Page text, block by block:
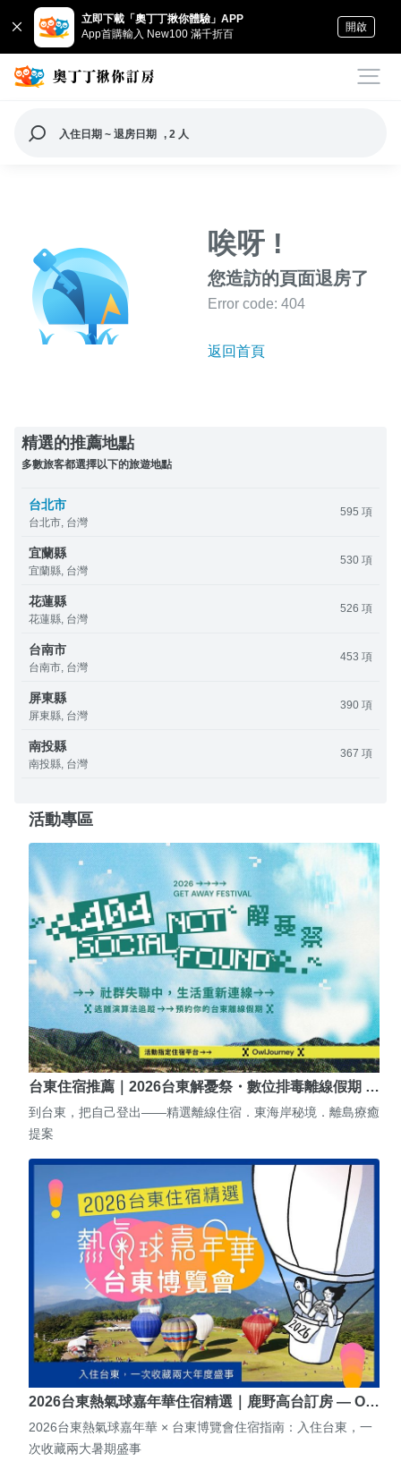
立即下載「奧丁丁揪你體驗」APP
App首購輸入 New100 滿千折百
開啟
入住日期 ~ 退房日期 , 2 人
唉呀 !
您造訪的頁面退房了
Error code: 404
返回首頁
精選的推薦地點
多數旅客都選擇以下的旅遊地點
台北市
台北市, 台灣
595 項
宜蘭縣
宜蘭縣, 台灣
530 項
花蓮縣
花蓮縣, 台灣
526 項
台南市
台南市, 台灣
453 項
屏東縣
屏東縣, 台灣
390 項
南投縣
南投縣, 台灣
367 項
活動專區
台東住宿推薦｜2026台東解憂祭・數位排毒離線假期 …
到台東，把自己登出——精選離線住宿．東海岸秘境．離島療癒
提案
2026台東熱氣球嘉年華住宿精選｜鹿野高台訂房 — O…
2026台東熱氣球嘉年華 × 台東博覽會住宿指南：入住台東，一
次收藏兩大暑期盛事